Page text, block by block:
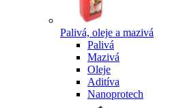
Palivá, oleje a mazivá
Palivá
Mazivá
Oleje
Aditíva
Nanoprotech